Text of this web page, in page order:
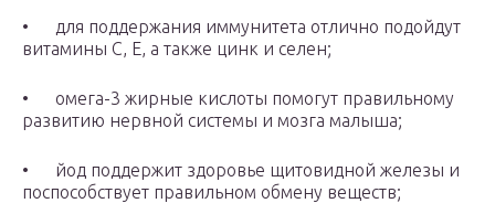
• для поддержания иммунитета отлично подойдут
витамины С, Е, а также цинк и селен;
• омега-3 жирные кислоты помогут правильному
развитию нервной системы и мозга малыша;
• йод поддержит здоровье щитовидной железы и
поспособствует правильном обмену веществ;